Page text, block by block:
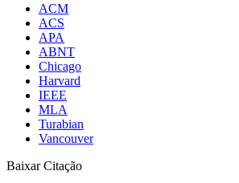
ACM
ACS
APA
ABNT
Chicago
Harvard
IEEE
MLA
Turabian
Vancouver
Baixar Citação